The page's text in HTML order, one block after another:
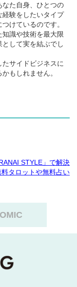
なた自身、ひとつの
経験をしたいタイプ
けているのです。
識や技術を最大限
して実を結ぶでし
サイドビジネスに
もしれません。
STYLE」で解決
タロットや無料占い